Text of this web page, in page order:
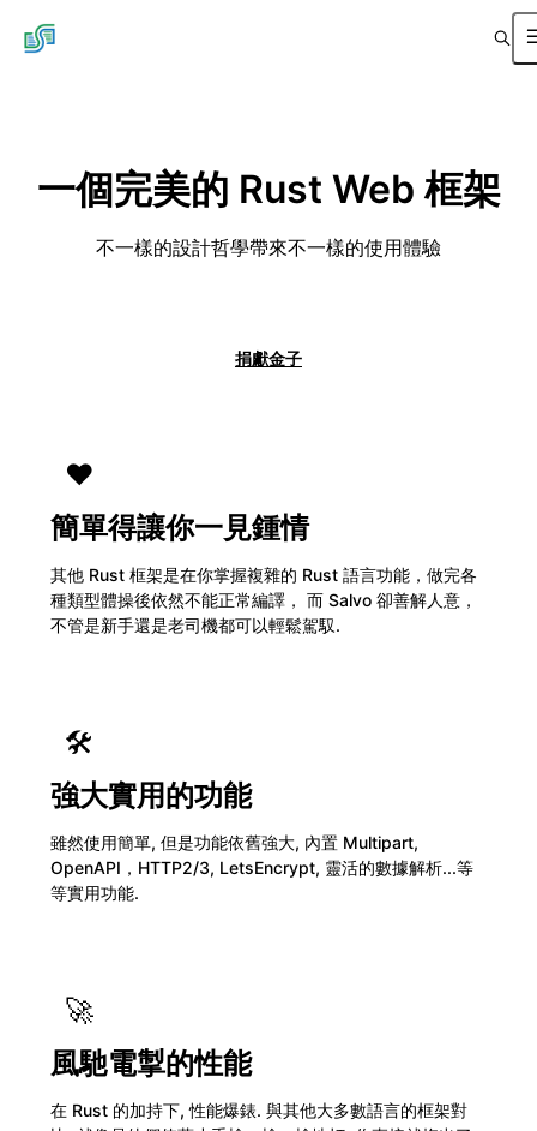
一個完美的 Rust Web 框架
不一樣的設計哲學帶來不一樣的使用體驗
捐獻金子
❤️
簡單得讓你一見鍾情
其他 Rust 框架是在你掌握複雜的 Rust 語言功能，做完各
種類型體操後依然不能正常編譯， 而 Salvo 卻善解人意，
不管是新手還是老司機都可以輕鬆駕馭.
🛠️
強大實用的功能
雖然使用簡單, 但是功能依舊強大, 內置 Multipart,
OpenAPI，HTTP2/3, LetsEncrypt, 靈活的數據解析...等
等實用功能.
🚀
風馳電掣的性能
在 Rust 的加持下, 性能爆錶. 與其他大多數語言的框架對